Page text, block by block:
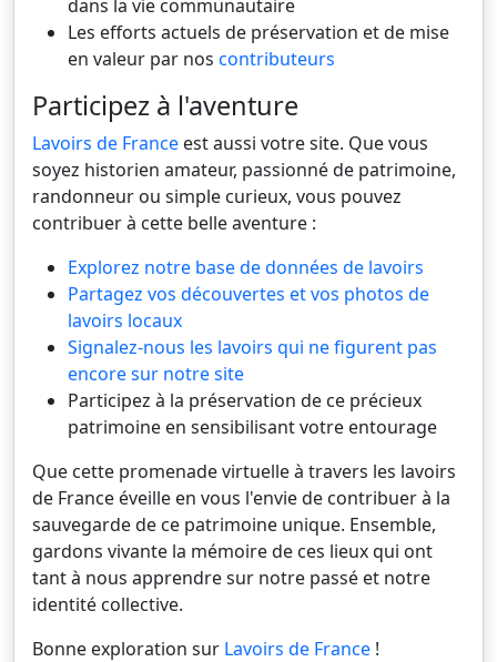
dans la vie communautaire
Les efforts actuels de préservation et de mise
en valeur par nos contributeurs
Participez à l'aventure
Lavoirs de France est aussi votre site. Que vous
soyez historien amateur, passionné de patrimoine,
randonneur ou simple curieux, vous pouvez
contribuer à cette belle aventure :
Explorez notre base de données de lavoirs
Partagez vos découvertes et vos photos de
lavoirs locaux
Signalez-nous les lavoirs qui ne figurent pas
encore sur notre site
Participez à la préservation de ce précieux
patrimoine en sensibilisant votre entourage
Que cette promenade virtuelle à travers les lavoirs
de France éveille en vous l'envie de contribuer à la
sauvegarde de ce patrimoine unique. Ensemble,
gardons vivante la mémoire de ces lieux qui ont
tant à nous apprendre sur notre passé et notre
identité collective.
Bonne exploration sur Lavoirs de France !